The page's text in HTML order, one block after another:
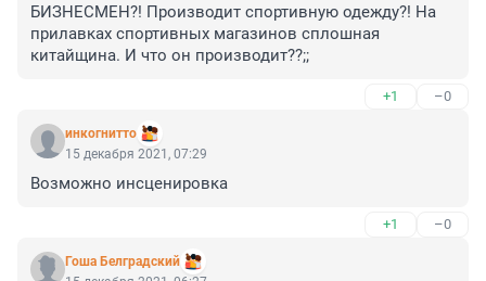
БИЗНЕСМЕН?! Производит спортивную одежду?! На
прилавках спортивных магазинов сплошная
китайщина. И что он производит??;;
+1 –0
инкогнитто
15 декабря 2021, 07:29
Возможно инсценировка
+1 –0
Гоша Белградский